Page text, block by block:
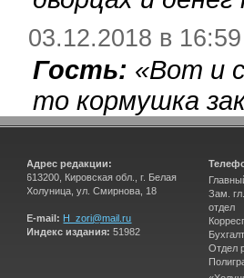
03.12.2018 в 16:59
Гость: «Вот и
то кормушка
Адрес редакции:
613200, Кировская обл., г. Белая
Холуница, ул. Смирнова, 18
E-mail: H_zori@mail.ru
Индекс издания: 51982
Зам.
отдел
Отдел